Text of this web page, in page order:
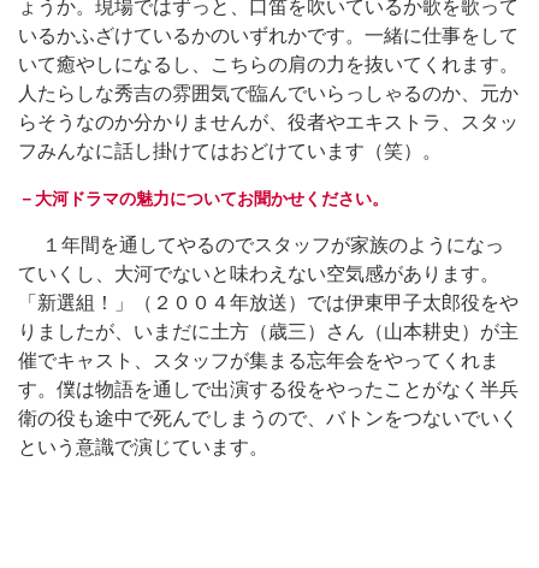
ょうか。現場ではずっと、口笛を吹いているか歌を歌って
いるかふざけているかのいずれかです。一緒に仕事をして
いて癒やしになるし、こちらの肩の力を抜いてくれます。
人たらしな秀吉の雰囲気で臨んでいらっしゃるのか、元か
らそうなのか分かりませんが、役者やエキストラ、スタッ
フみんなに話し掛けてはおどけています（笑）。
－大河ドラマの魅力についてお聞かせください。
１年間を通してやるのでスタッフが家族のようになっ
ていくし、大河でないと味わえない空気感があります。
「新選組！」（２００４年放送）では伊東甲子太郎役をや
りましたが、いまだに土方（歳三）さん（山本耕史）が主
催でキャスト、スタッフが集まる忘年会をやってくれま
す。僕は物語を通しで出演する役をやったことがなく半兵
衛の役も途中で死んでしまうので、バトンをつないでいく
という意識で演じています。